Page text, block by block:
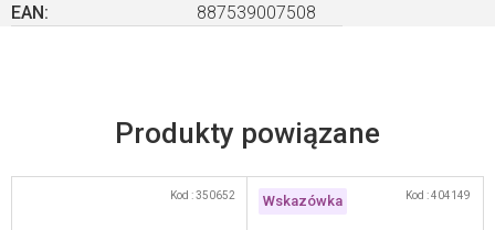
Produkty powiązane
Kod :350652 Wskazówka Kod :404149
EAN: 887539007508